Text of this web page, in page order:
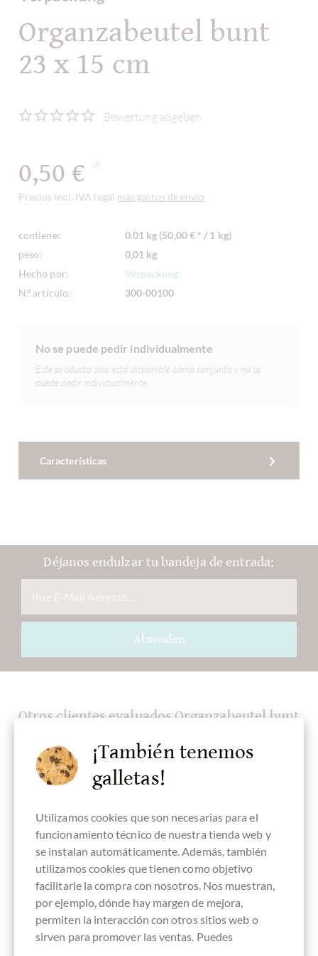
Organzabeutel bunt
23 x 15 cm
Bewertung abgeben
0,50 €
Precios incl. IVA legal más gastos de envío
contiene:
0.01 kg (50,00 € * / 1 kg)
peso:
0,01 kg
Hecho por:
Verpackung
N.º artículo:
300-00100
No se puede pedir individualmente
Este producto solo está disponible como conjunto y no se
puede pedir individualmente.
Características
Déjanos endulzar tu bandeja de entrada:
Absenden
Otros clientes evaluados Organzabeutel bunt
Escriba la primera reseña y ayude a otros clientes. Gracias
Ihre Meinung
Resumen
¡También tenemos
galletas!
Utilizamos cookies que son necesarias para el
funcionamiento técnico de nuestra tienda web y
se instalan automáticamente. Además, también
utilizamos cookies que tienen como objetivo
facilitarle la compra con nosotros. Nos muestran,
por ejemplo, dónde hay margen de mejora,
permiten la interacción con otros sitios web o
sirven para promover las ventas. Puedes